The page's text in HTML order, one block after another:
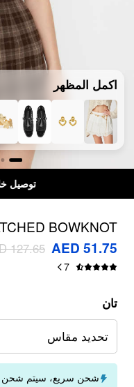
اكمل المظهر
توصيل خلال 7 أيام إلى جميع دول الخليج
BOWKNOT
CAMI MINI DRESS
AED 51.75
127.65
7
تان
تحديد مقاس
شحن سريع، سيتم شحن